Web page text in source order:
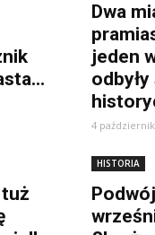
Dwa
jeden
4
HISTORIA